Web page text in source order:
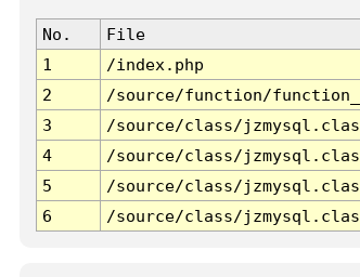
No. File
1
/index.php
2
/source/function/
3
/source/class/
4
/source/class/
5
/source/class/
6
/source/class/